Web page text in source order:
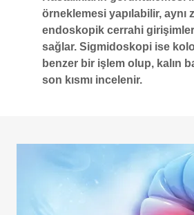
örneklemesi yapılabilir, aynı
endoskopik cerrahi
sağlar. Sigmidoskopi ise
benzer bir işlem olup, kalın
son kısmı incelenir.